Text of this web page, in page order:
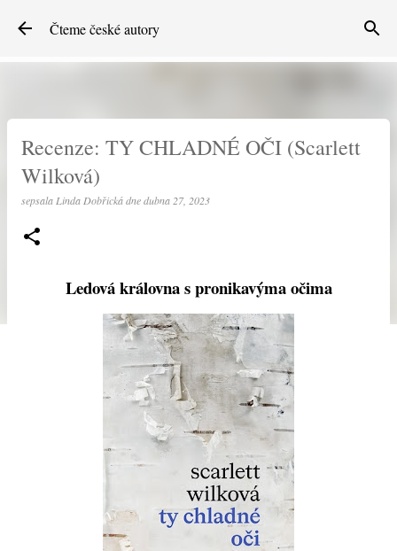
Přeskočit na hlavní obsah
Čteme české autory
Recenze: TY CHLADNÉ OČI (Scarlett
Wilková)
sepsala Linda Dobřickádnedubna 27, 2023
Ledová královna s pronikavýma očima